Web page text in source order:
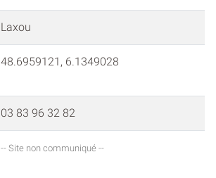
Laxou
48.6959121, 6.1349028
03 83 96 32 82
-- Site non communiqué --